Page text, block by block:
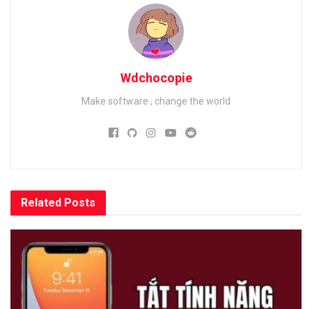
Wdchocopie
Make software , change the world
Related Posts